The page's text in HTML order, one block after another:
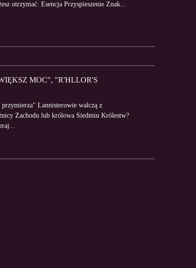
otrzymać: Esencja Przyspieszenie Znak...
MOC", "R'HLLOR'S
Lannisterowie walczą z
Zachodu lub królowa Siedmiu Królestw?